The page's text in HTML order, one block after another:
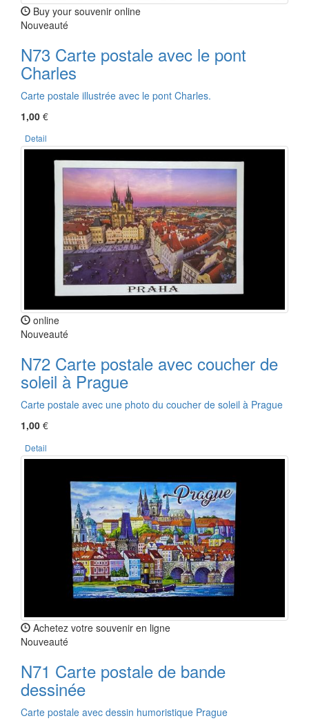
Buy your souvenir online
Nouveauté
N73 Carte postale avec le pont
Charles
Carte postale illustrée avec le pont Charles.
1,00 €
Detail
online
Nouveauté
N72 Carte postale avec coucher de
soleil à Prague
Carte postale avec une photo du coucher de soleil à Prague
1,00 €
Detail
Achetez votre souvenir en ligne
Nouveauté
N71 Carte postale de bande
dessinée
Carte postale avec dessin humoristique Prague